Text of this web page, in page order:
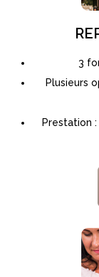
3
Plusieurs
Prestation